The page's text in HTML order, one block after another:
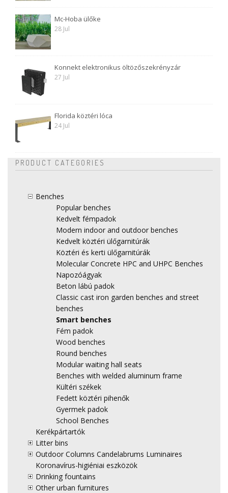
Mc-Hoba ülőke
28 Jul
Konnekt elektronikus öltözőszekrényzár
27 Jul
Florida köztéri lóca
24 Jul
PRODUCT CATEGORIES
Benches
Popular benches
Kedvelt fémpadok
Modern indoor and outdoor benches
Kedvelt köztéri ülőgarnitúrák
Köztéri és kerti ülőgarnitúrák
Molecular Concrete HPC and UHPC Benches
Napozóágyak
Beton lábú padok
Classic cast iron garden benches and street
benches
Smart benches
Fém padok
Wood benches
Round benches
Modular waiting hall seats
Benches with welded aluminum frame
Kültéri székek
Fedett köztéri pihenők
Gyermek padok
School Benches
Kerékpártartók
Litter bins
Outdoor Columns Candelabrums Luminaires
Koronavírus-higiéniai eszközök
Drinking fountains
Other urban furnitures